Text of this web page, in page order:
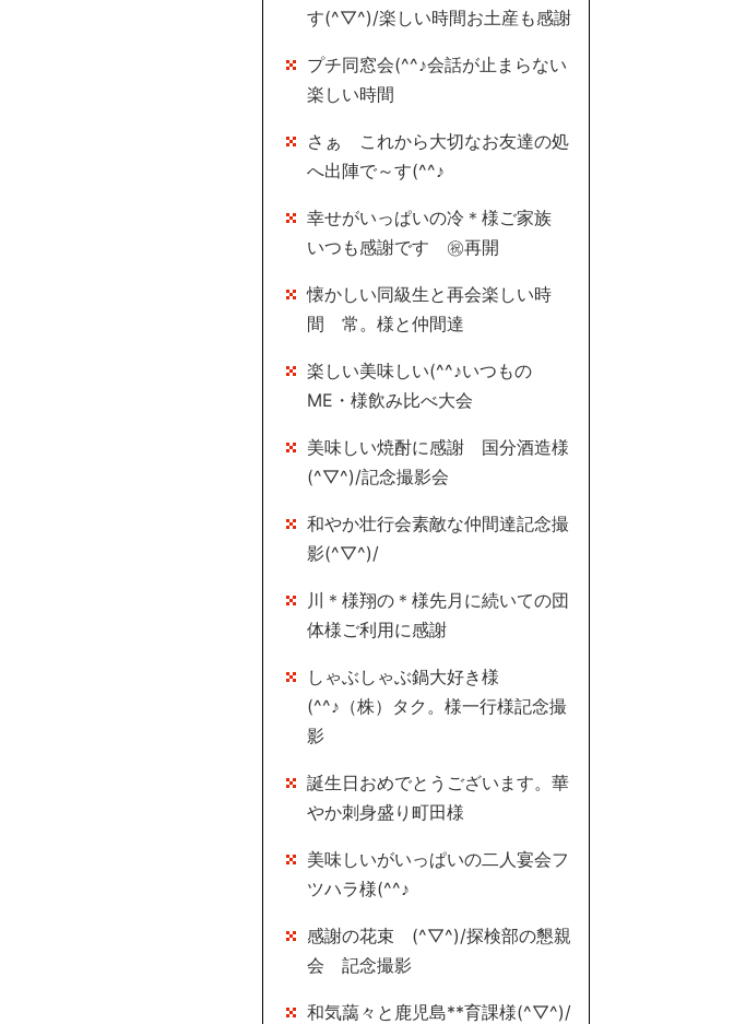
す(^▽^)/楽しい時間お土産も感謝
プチ同窓会(^^♪会話が止まらない
楽しい時間
さぁ これから大切なお友達の処
へ出陣で～す(^^♪
幸せがいっぱいの冷＊様ご家族
いつも感謝です ㊗再開
懐かしい同級生と再会楽しい時
間 常。様と仲間達
楽しい美味しい(^^♪いつもの
ME・様飲み比べ大会
美味しい焼酎に感謝 国分酒造様
(^▽^)/記念撮影会
和やか壮行会素敵な仲間達記念撮
影(^▽^)/
川＊様翔の＊様先月に続いての団
体様ご利用に感謝
しゃぶしゃぶ鍋大好き様
(^^♪（株）タク。様一行様記念撮
影
誕生日おめでとうございます。華
やか刺身盛り町田様
美味しいがいっぱいの二人宴会フ
ツハラ様(^^♪
感謝の花束 (^▽^)/探検部の懇親
会 記念撮影
和気藹々と鹿児島**育課様(^▽^)/